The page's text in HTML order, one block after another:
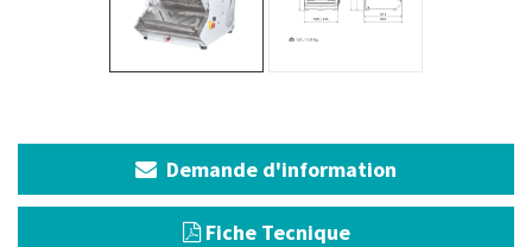
Demande d'information
Fiche Tecnique